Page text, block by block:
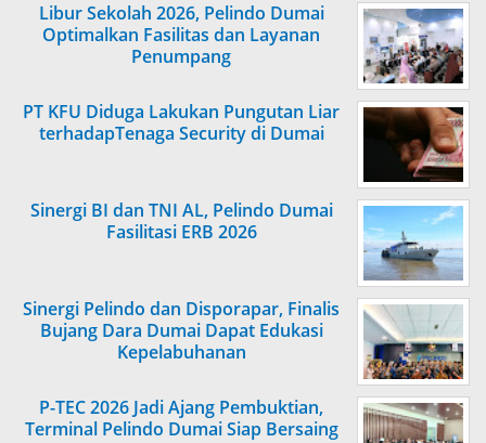
Libur Sekolah 2026, Pelindo Dumai
Optimalkan Fasilitas dan Layanan
Penumpang
PT KFU Diduga Lakukan Pungutan Liar
terhadapTenaga Security di Dumai
Sinergi BI dan TNI AL, Pelindo Dumai
Fasilitasi ERB 2026
Sinergi Pelindo dan Disporapar, Finalis
Bujang Dara Dumai Dapat Edukasi
Kepelabuhanan
P-TEC 2026 Jadi Ajang Pembuktian,
Terminal Pelindo Dumai Siap Bersaing